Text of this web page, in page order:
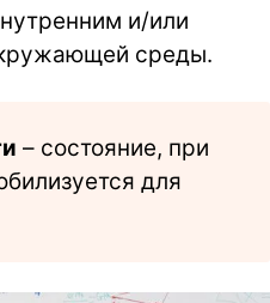
и/или
среды.
– состояние, при
для